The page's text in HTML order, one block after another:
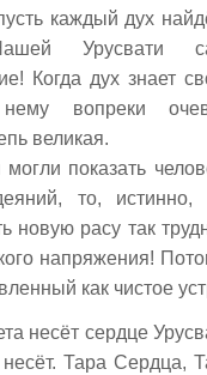
каждый дух
Урусвати
Когда дух знает
вопреки
великая.
показать
то,
новую расу так
напряжения!
как чистое
несёт сердце
Тара Сердца,